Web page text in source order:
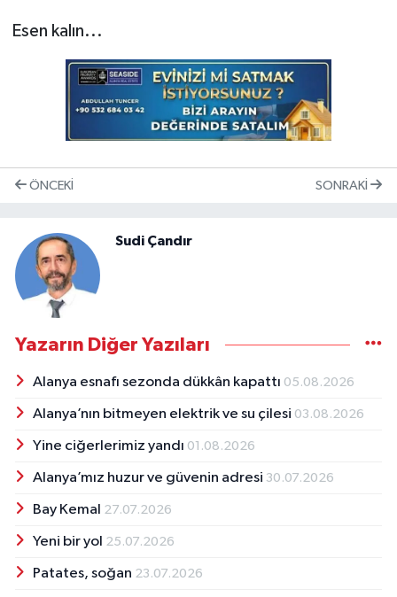
Esen kalın...
ÖNCEKI SONRAKI
Sudi Çandır
Yazarın Diğer Yazıları
Alanya esnafı sezonda dükkân kapattı 05.08.2026
Alanya’nın bitmeyen elektrik ve su çilesi 03.08.2026
Yine ciğerlerimiz yandı 01.08.2026
Alanya’mız huzur ve güvenin adresi 30.07.2026
Bay Kemal 27.07.2026
Yeni bir yol 25.07.2026
Patates, soğan 23.07.2026